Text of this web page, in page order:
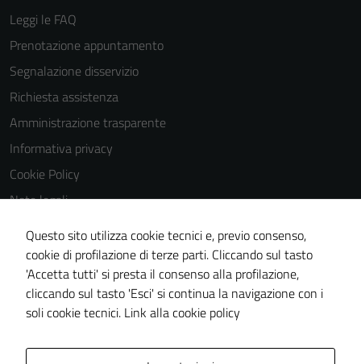
Leggi le FAQ
Prenotazione appuntamento
Segnalazione disservizio
Richiesta assistenza
Amministrazione trasparente
Informativa privacy
Cookie Policy
Note legali
Obiettivi di accessibilità
Dichiarazione di accessibilità
Piano di miglioramento del sito
Whistleblowing
Questo sito utilizza cookie tecnici e, previo consenso,
cookie di profilazione di terze parti. Cliccando sul tasto
'Accetta tutti' si presta il consenso alla profilazione,
cliccando sul tasto 'Esci' si continua la navigazione con i
soli cookie tecnici. Link alla cookie policy
utilizzati
anche per la
profilazione.
La
disabilitazione